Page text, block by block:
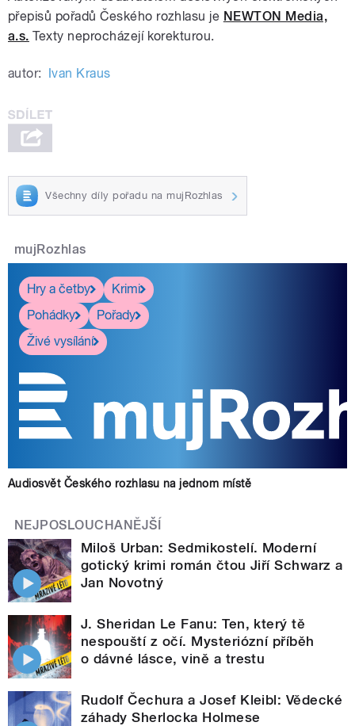
přepisů pořadů Českého rozhlasu je NEWTON Media,
a.s. Texty neprocházejí korekturou.
autor: Ivan Kraus
Všechny díly pořadu na mujRozhlas
mujRozhlas
Hry a četby
Krimi
Pohádky
Pořady
Živé vysílání
Audiosvět Českého rozhlasu na jednom místě
NEJPOSLOUCHANĚJŠÍ
Miloš Urban: Sedmikostelí. Moderní
gotický krimi román čtou Jiří Schwarz a
Jan Novotný
J. Sheridan Le Fanu: Ten, který tě
nespouští z očí. Mysteriózní příběh
o dávné lásce, vině a trestu
Rudolf Čechura a Josef Kleibl: Vědecké
záhady Sherlocka Holmese